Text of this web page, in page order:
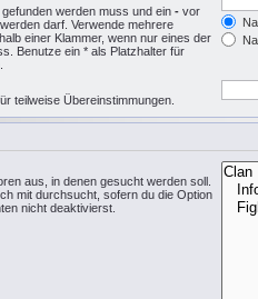
werden muss und ein - vor
darf. Verwende mehrere
einer Klammer, wenn nur eines der
Benutze ein * als Platzhalter für
teilweise Übereinstimmungen.
aus, in denen gesucht werden soll.
mit durchsucht, sofern du die Option
nicht deaktivierst.